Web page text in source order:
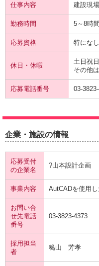
仕事内容 建設現
勤務時間 5～8時間
応募資格 特になし
休日・休暇
土日祝日
その他
応募電話番号 03-
企業・施設の情報
応募受付
の企業名
?山本設計企画
事業内容 AutCADを使用
お問い合
せ先電話
番号
03-3823-4373
採用担当
者
穐山 芳孝